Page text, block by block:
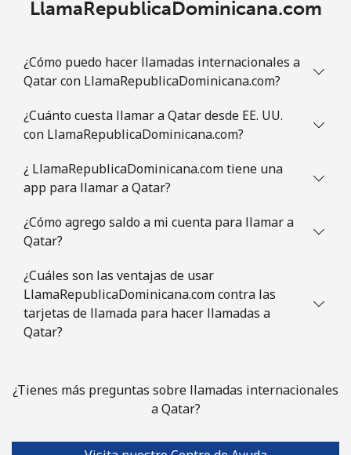
LlamaRepublicaDominicana.com
¿Cómo puedo hacer llamadas internacionales a
Qatar con LlamaRepublicaDominicana.com?
¿Cuánto cuesta llamar a Qatar desde EE. UU.
con LlamaRepublicaDominicana.com?
¿ LlamaRepublicaDominicana.com tiene una
app para llamar a Qatar?
¿Cómo agrego saldo a mi cuenta para llamar a
Qatar?
¿Cuáles son las ventajas de usar
LlamaRepublicaDominicana.com contra las
tarjetas de llamada para hacer llamadas a
Qatar?
¿Tienes más preguntas sobre llamadas internacionales
a Qatar?